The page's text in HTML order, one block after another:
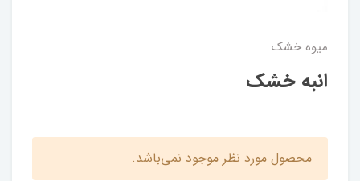
میوه خشک
انبه خشک
محصول مورد نظر موجود نمی‌باشد.